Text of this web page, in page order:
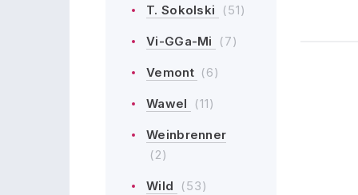
T. Sokolski (51)
Vi-GGa-Mi (7)
Vemont (6)
Wawel (11)
Weinbrenner
(2)
Wild (53)